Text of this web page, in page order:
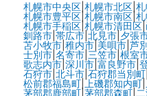
札幌市中央区| 札幌市北区|
札幌市豊平区|札幌市南区|
札幌市手稲区|札幌市清田区|
釧路市| 帯広市| 北見市| 夕張
苫小牧市| 稚内市| 美唄市| 芦
士別市| 名寄市| 三笠市| 根室
歌志内市| 深川市| 富良野市|
石狩市| 北斗市| 石狩郡当別町|
松前郡福島町| 上磯郡知内町|
茅部郡鹿部町|茅部郡森町|